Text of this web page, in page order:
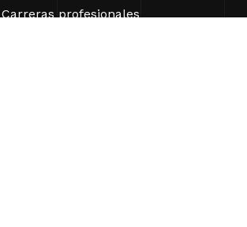
Carreras profesionales